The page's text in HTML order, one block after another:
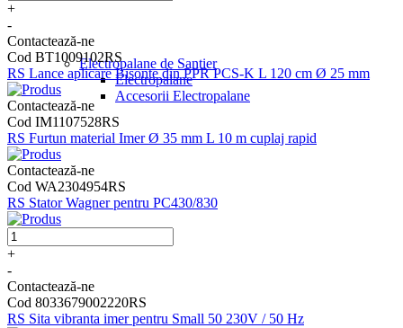
Electropalane de Santier
Electropalane
Accesorii Electropalane
+
-
Contactează-ne
Cod BT1009102RS
RS Lance aplicare Bisonte din PPR PCS-K L 120 cm Ø 25 mm
Contactează-ne
Cod IM1107528RS
RS Furtun material Imer Ø 35 mm L 10 m cuplaj rapid
Contactează-ne
Cod WA2304954RS
RS Stator Wagner pentru PC430/830
+
-
Contactează-ne
Cod 8033679002220RS
RS Sita vibranta imer pentru Small 50 230V / 50 Hz